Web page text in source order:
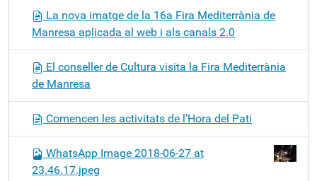
La nova imatge de la 16a Fira Mediterrània de
Manresa aplicada al web i als canals 2.0
El conseller de Cultura visita la Fira Mediterrània
de Manresa
Comencen les activitats de l’Hora del Pati
WhatsApp Image 2018-06-27 at
23.46.17.jpeg